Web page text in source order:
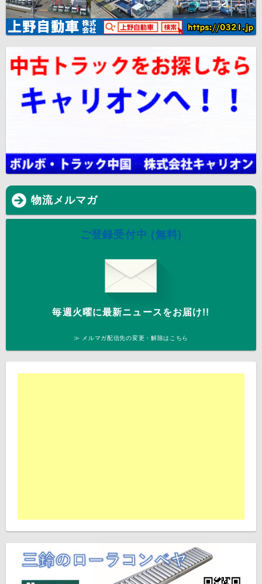
物流メルマガ
ご登録受付中 (無料)
毎週火曜に最新ニュースをお届け!!
≫ メルマガ配信先の変更・解除はこちら